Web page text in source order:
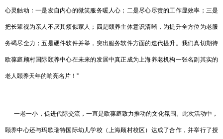
心灵触动：一是发自内心的微笑服务暖人心；二是尽心尽责的工作显效率；三是
把长辈视为亲人不厌其烦似家人；四是颐养主体意识清晰，为提升全方位为老服
务竭尽全力；五是硬件软件并举，突出服务软件方面的迭代提升。我们真切期待
欧葆庭顾村国际颐养中心在未来的发展中真正成为上海养老机构一张名副其实的
老人颐养天年的响亮名片！”
一老一小，促进代际交流，一直是欧葆庭致力推动的文化氛围。此次活动中，
颐养中心还与玛歌瑞特国际幼儿学校（上海顾村校区）达成了合作，并举行了授